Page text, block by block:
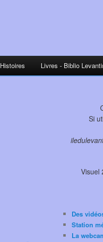
Histoires Livres - Biblio
Si
Visuel
Des
Station
La